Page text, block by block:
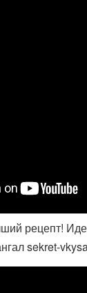
рецепт!
sekret-